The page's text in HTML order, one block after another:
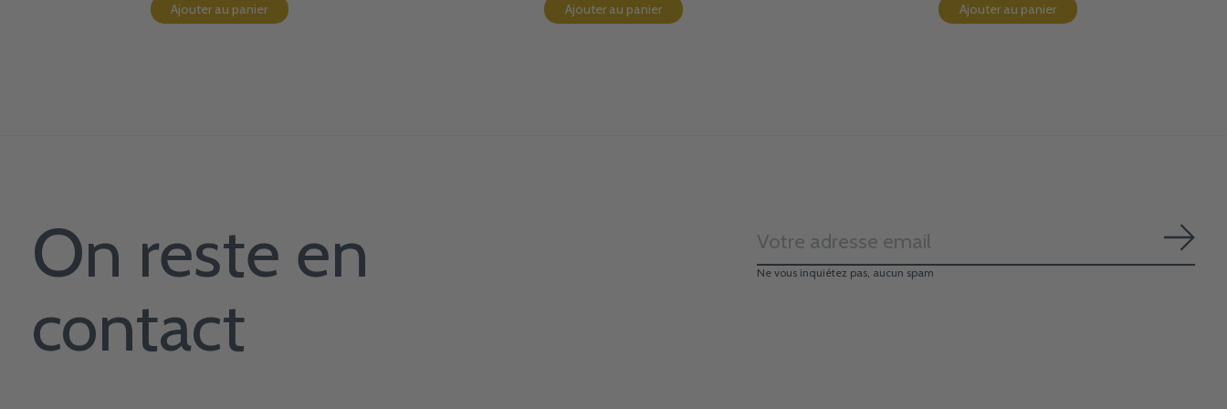
Ajouter au panier Ajouter au panier Ajouter au panier
On reste en
contact
Ne vous inquiétez pas, aucun spam